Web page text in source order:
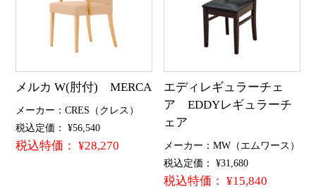
メルカ W(肘付) MERCA
メーカー：CRES（クレス）
税込定価： ¥56,540
税込特価： ¥28,270
エディレギュラーチェ
ア EDDYレギュラーチ
ェア
メーカー：MW（エムワース）
税込定価： ¥31,680
税込特価： ¥15,840